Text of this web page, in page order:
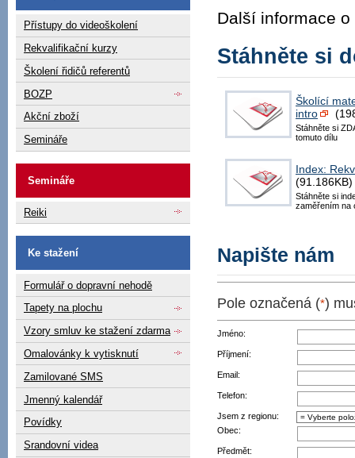
Přístupy do videoškolení
Rekvalifikační kurzy
Školení řidičů referentů
BOZP
Akční zboží
Semináře
Semináře
Reiki
Ke stažení
Formulář o dopravní nehodě
Tapety na plochu
Vzory smluv ke stažení zdarma
Omalovánky k vytisknutí
Zamilované SMS
Jmenný kalendář
Povídky
Srandovní videa
Další informace o
Stáhněte si
Školící
intro
Stáhněte si
tomuto dílu
Index:
(91.186KB)
Stáhněte si
zaměřením na
Napište nám
Pole označená (*)
Jméno:
Příjmení:
Email:
Telefon:
Jsem z regionu:
Obec:
Předmět: